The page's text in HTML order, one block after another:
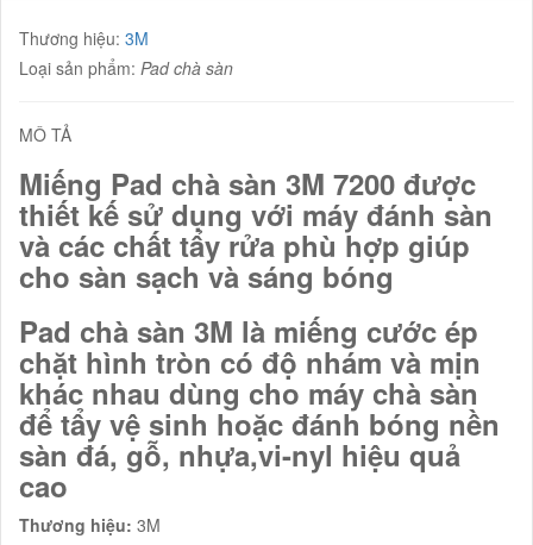
Thương hiệu: 3M
Loại sản phẩm: Pad chà sàn
MÔ TẢ
Miếng Pad chà sàn 3M 7200 được
thiết kế sử dụng với máy đánh sàn
và các chất tẩy rửa phù hợp giúp
cho sàn sạch và sáng bóng
Pad chà sàn 3M là miếng cước ép
chặt hình tròn có độ nhám và mịn
khác nhau dùng cho máy chà sàn
để tẩy vệ sinh hoặc đánh bóng nền
sàn đá, gỗ, nhựa,vi-nyl hiệu quả
cao
Thương hiệu: 3M